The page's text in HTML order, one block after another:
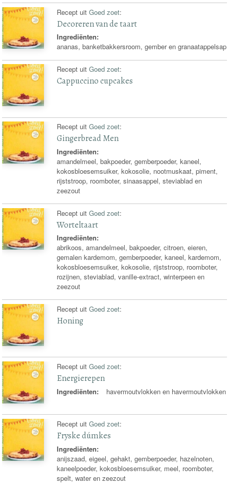
Recept uitGoed zoet:
Decoreren van de taart
Ingrediënten:
ananas, banketbakkersroom, gember en granaatappelsap
Recept uitGoed zoet:
Cappuccino cupcakes
Recept uitGoed zoet:
Gingerbread Men
Ingrediënten:
amandelmeel, bakpoeder, gemberpoeder, kaneel,
kokosbloesemsuiker, kokosolie, nootmuskaat, piment,
rijststroop, roomboter, sinaasappel, steviablad en
zeezout
Recept uitGoed zoet:
Worteltaart
Ingrediënten:
abrikoos, amandelmeel, bakpoeder, citroen, eieren,
gemalen kardemom, gemberpoeder, kaneel, kardemom,
kokosbloesemsuiker, kokosolie, rijststroop, roomboter,
rozijnen, steviablad, vanille-extract, winterpeen en
zeezout
Recept uitGoed zoet:
Honing
Recept uitGoed zoet:
Energierepen
Ingrediënten: havermoutvlokken en havermoutvlokken
Recept uitGoed zoet:
Fryske dúmkes
Ingrediënten:
anijszaad, eigeel, gehakt, gemberpoeder, hazelnoten,
kaneelpoeder, kokosbloesemsuiker, meel, roomboter,
spelt, water en zeezout